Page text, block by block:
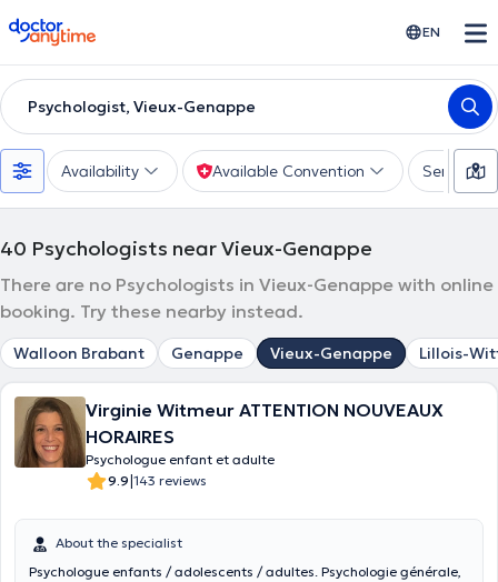
doctoranytime EN
Psychologist, Vieux-Genappe
Availability Available Convention Services
40 Psychologists near Vieux-Genappe
There are no Psychologists in Vieux-Genappe with online
booking. Try these nearby instead.
Walloon Brabant Genappe Vieux-Genappe Lillois-
Virginie Witmeur ATTENTION NOUVEAUX
HORAIRES
Psychologue enfant et adulte
9.9|143 reviews
About the specialist
Psychologue enfants / adolescents / adultes. Psychologie générale,